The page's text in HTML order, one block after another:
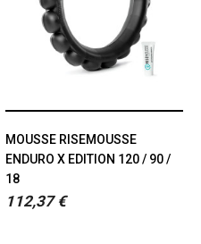
MOUSSE RISEMOUSSE
ENDURO X EDITION 120 / 90 /
18
112,37 €